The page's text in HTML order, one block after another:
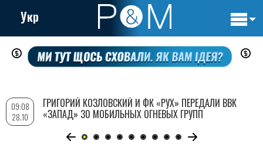
Перейти
содержанию
Укр
09:08
28.10
ГРИГОРИЙ КОЗЛОВСКИЙ И ФК «РУХ» ПЕРЕДАЛИ ВВК
«ЗАПАД» 30 МОБИЛЬНЫХ ОГНЕВЫХ ГРУПП